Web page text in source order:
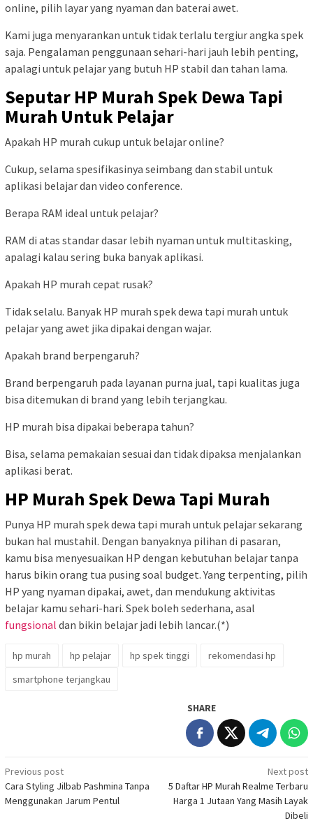
online, pilih layar yang nyaman dan baterai awet.
Kami juga menyarankan untuk tidak terlalu tergiur angka spek
saja. Pengalaman penggunaan sehari-hari jauh lebih penting,
apalagi untuk pelajar yang butuh HP stabil dan tahan lama.
Seputar HP Murah Spek Dewa Tapi
Murah Untuk Pelajar
Apakah HP murah cukup untuk belajar online?
Cukup, selama spesifikasinya seimbang dan stabil untuk
aplikasi belajar dan video conference.
Berapa RAM ideal untuk pelajar?
RAM di atas standar dasar lebih nyaman untuk multitasking,
apalagi kalau sering buka banyak aplikasi.
Apakah HP murah cepat rusak?
Tidak selalu. Banyak HP murah spek dewa tapi murah untuk
pelajar yang awet jika dipakai dengan wajar.
Apakah brand berpengaruh?
Brand berpengaruh pada layanan purna jual, tapi kualitas juga
bisa ditemukan di brand yang lebih terjangkau.
HP murah bisa dipakai beberapa tahun?
Bisa, selama pemakaian sesuai dan tidak dipaksa menjalankan
aplikasi berat.
HP Murah Spek Dewa Tapi Murah
Punya HP murah spek dewa tapi murah untuk pelajar sekarang
bukan hal mustahil. Dengan banyaknya pilihan di pasaran,
kamu bisa menyesuaikan HP dengan kebutuhan belajar tanpa
harus bikin orang tua pusing soal budget. Yang terpenting, pilih
HP yang nyaman dipakai, awet, dan mendukung aktivitas
belajar kamu sehari-hari. Spek boleh sederhana, asal
fungsional dan bikin belajar jadi lebih lancar.(*)
hp murah hp pelajar hp spek tinggi
rekomendasi hp
smartphone terjangkau
SHARE
Post
navigation
Previous post
Cara Styling Jilbab Pashmina Tanpa
Menggunakan Jarum Pentul
Next post
5 Daftar HP Murah Realme Terbaru
Harga 1 Jutaan Yang Masih Layak
Dibeli